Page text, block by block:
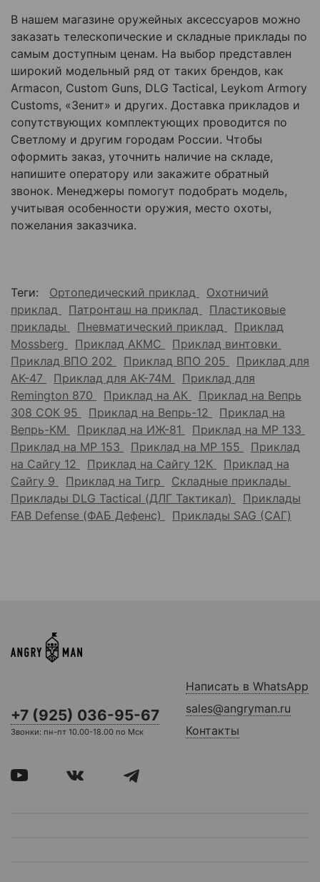
В нашем магазине оружейных аксессуаров можно
заказать телескопические и складные приклады по
самым доступным ценам. На выбор представлен
широкий модельный ряд от таких брендов, как
Armacon, Custom Guns, DLG Tactical, Leykom Armory
Customs, «Зенит» и других. Доставка прикладов и
сопутствующих комплектующих проводится по
Светлому и другим городам России. Чтобы
оформить заказ, уточнить наличие на складе,
напишите оператору или закажите обратный
звонок. Менеджеры помогут подобрать модель,
учитывая особенности оружия, место охоты,
пожелания заказчика.
Теги: Ортопедический приклад
Охотничий
приклад
Патронташ на приклад
Пластиковые
приклады
Пневматический приклад
Приклад
Mossberg
Приклад АКМС
Приклад винтовки
Приклад ВПО 202
Приклад ВПО 205
Приклад для
АК-47
Приклад для АК-74М
Приклад для
Remington 870
Приклад на АК
Приклад на Вепрь
308 СОК 95
Приклад на Вепрь-12
Приклад на
Вепрь-КМ
Приклад на ИЖ-81
Приклад на МР 133
Приклад на МР 153
Приклад на МР 155
Приклад
на Сайгу 12
Приклад на Сайгу 12К
Приклад на
Сайгу 9
Приклад на Тигр
Складные приклады
Приклады DLG Tactical (ДЛГ Тактикал)
Приклады
FAB Defense (ФАБ Дефенс)
Приклады SAG (САГ)
+7 (925) 036-95-67
Звонки: пн-пт 10.00-18.00 по Мск
Написать в WhatsApp
sales@angryman.ru
Контакты